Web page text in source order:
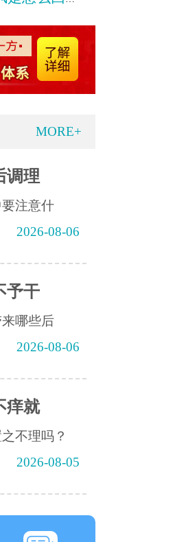
MORE+
调理
注意什
2026-08-06
予干
哪些后
2026-08-06
痒就
不理吗？
2026-08-05